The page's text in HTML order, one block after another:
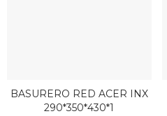
BAJO PEDIDO
BASURERO RED ACER INX
290*350*430*1